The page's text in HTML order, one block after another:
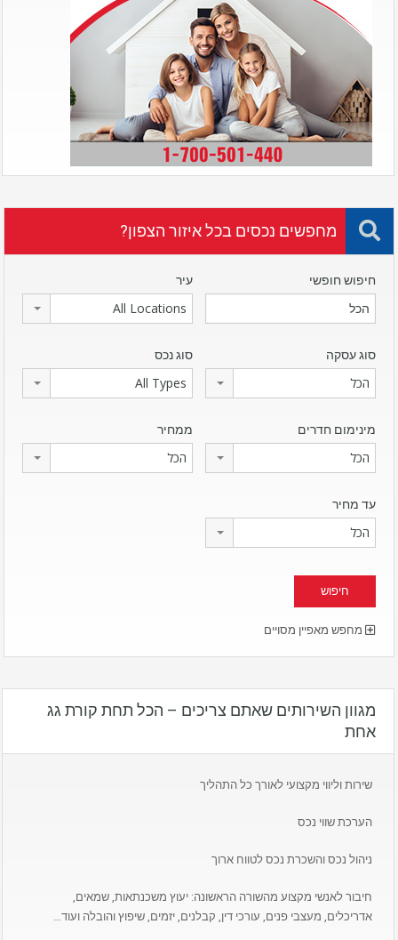
מחפשים נכסים בכל איזור הצפון?
חיפוש חופשי עיר
All Locations
סוג עסקה
הכל
סוג נכס
All Types
מינימום חדרים
הכל
ממחיר
הכל
עד מחיר
הכל
מחפש מאפיין מסויים
מגוון השירותים שאתם צריכים – הכל תחת קורת גג
אחת
שירות וליווי מקצועי לאורך כל התהליך
הערכת שווי נכס
ניהול נכס והשכרת נכס לטווח ארוך
חיבור לאנשי מקצוע מהשורה הראשונה: יעוץ משכנתאות, שמאים,
אדריכלים, מעצבי פנים, עורכי דין, קבלנים, יזמים, שיפוץ והובלה ועוד…